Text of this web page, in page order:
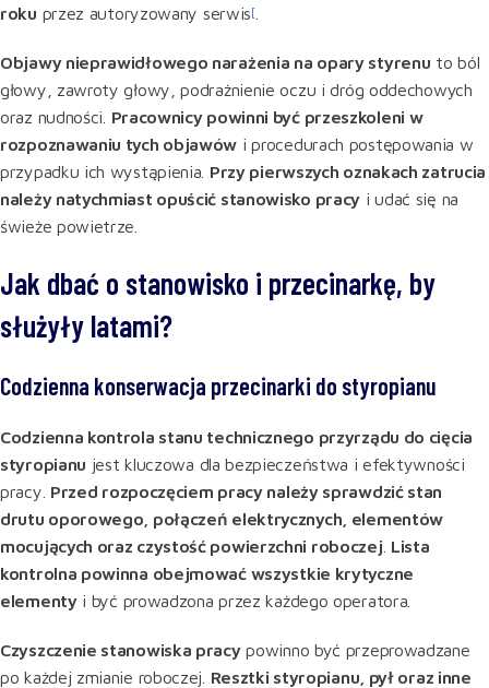
roku przez autoryzowany serwis[.
Objawy nieprawidłowego narażenia na opary styrenu to ból
głowy, zawroty głowy, podrażnienie oczu i dróg oddechowych
oraz nudności. Pracownicy powinni być przeszkoleni w
rozpoznawaniu tych objawów i procedurach postępowania w
przypadku ich wystąpienia. Przy pierwszych oznakach zatrucia
należy natychmiast opuścić stanowisko pracy i udać się na
świeże powietrze
Jak dbać o stanowisko i przecinarkę, by
służyły latami?
Codzienna konserwacja przecinarki do styropianu
Codzienna kontrola stanu technicznego przyrządu do cięcia
styropianu jest kluczowa dla bezpieczeństwa i efektywności
pracy. Przed rozpoczęciem pracy należy sprawdzić stan
drutu oporowego, połączeń elektrycznych, elementów
mocujących oraz czystość powierzchni roboczej Lista
kontrolna powinna obejmować wszystkie krytyczne
elementyi być prowadzona przez każdego operatora
Czyszczenie stanowiska pracypowinno być przeprowadzane
po każdej zmianie roboczej. Resztki styropianu, pył oraz inne